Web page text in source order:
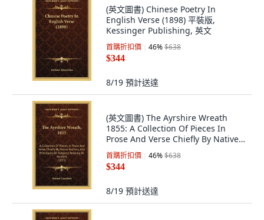
(英文圖書) Chinese Poetry In
English Verse (1898) 平裝版,
Kessinger Publishing, 英文
首購折扣價 46%$638
$344
8/19 預計送達
(英文圖書) The Ayrshire Wreath
1855: A Collection Of Pieces In
Prose And Verse Chiefly By Native
Auth... 平裝版, Kessinger
Publishing, 英文
首購折扣價 46%$638
$344
8/19 預計送達